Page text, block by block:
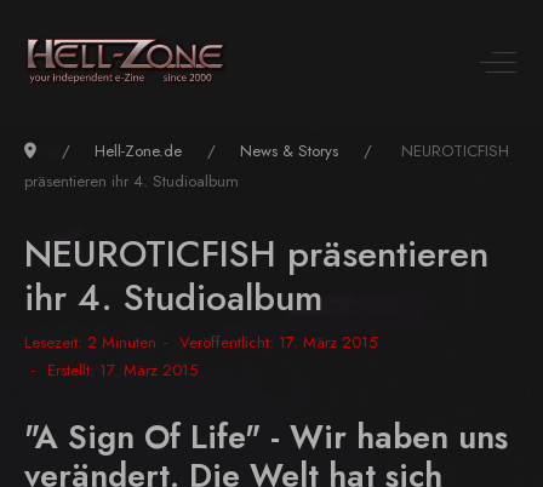
Hell-Zone.de News & Storys
NEUROTICFISH
präsentieren ihr 4. Studioalbum
NEUROTICFISH präsentieren
ihr 4. Studioalbum
Lesezeit: 2 Minuten
Veröffentlicht: 17. März 2015
Erstellt: 17. März 2015
"A Sign Of Life" - Wir haben uns
verändert. Die Welt hat sich